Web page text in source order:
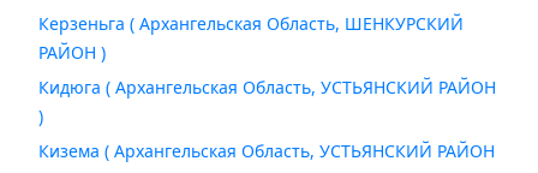
Керзеньга ( Архангельская Область, ШЕНКУРСКИЙ
РАЙОН )
Кидюга ( Архангельская Область, УСТЬЯНСКИЙ РАЙОН
)
Кизема ( Архангельская Область, УСТЬЯНСКИЙ РАЙОН